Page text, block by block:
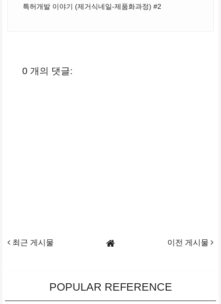
특허개발 이야기 (제거식네일-제품화과정) #2
0 개의 댓글:
최근 게시물 이전 게시물
POPULAR REFERENCE